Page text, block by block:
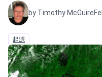
by Timothy McGuire
起源